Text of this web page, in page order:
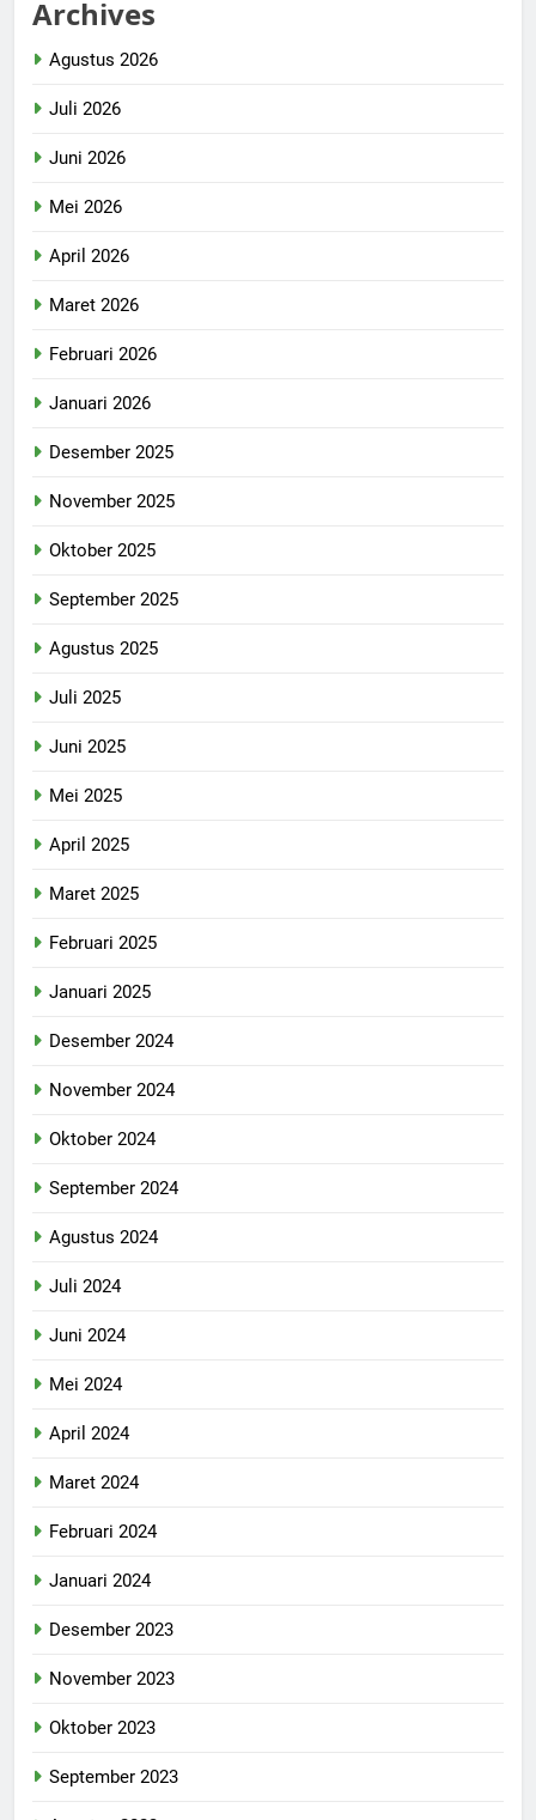
Archives
Agustus 2026
Juli 2026
Juni 2026
Mei 2026
April 2026
Maret 2026
Februari 2026
Januari 2026
Desember 2025
November 2025
Oktober 2025
September 2025
Agustus 2025
Juli 2025
Juni 2025
Mei 2025
April 2025
Maret 2025
Februari 2025
Januari 2025
Desember 2024
November 2024
Oktober 2024
September 2024
Agustus 2024
Juli 2024
Juni 2024
Mei 2024
April 2024
Maret 2024
Februari 2024
Januari 2024
Desember 2023
November 2023
Oktober 2023
September 2023